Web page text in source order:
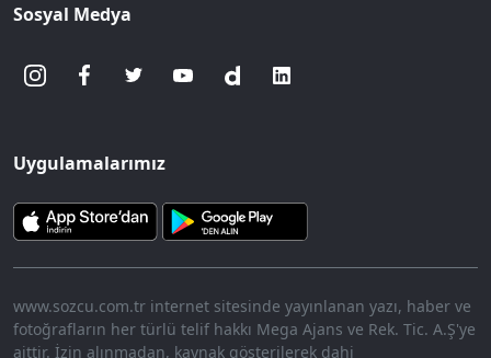
Sosyal Medya
Uygulamalarımız
www.sozcu.com.tr internet sitesinde yayınlanan yazı, haber ve
fotoğrafların her türlü telif hakkı Mega Ajans ve Rek. Tic. A.Ş'ye
aittir. İzin alınmadan, kaynak gösterilerek dahi